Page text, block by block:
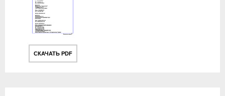
СКАЧАТЬ PDF